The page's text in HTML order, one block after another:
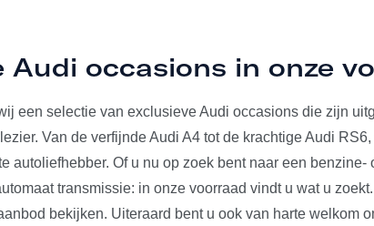
Audi occasions in onze
een selectie van exclusieve Audi occasions die zijn
Van de verfijnde Audi A4 tot de krachtige Audi
autoliefhebber. Of u nu op zoek bent naar een benzine-
transmissie: in onze voorraad vindt u wat u
bekijken. Uiteraard bent u ook van harte welkom